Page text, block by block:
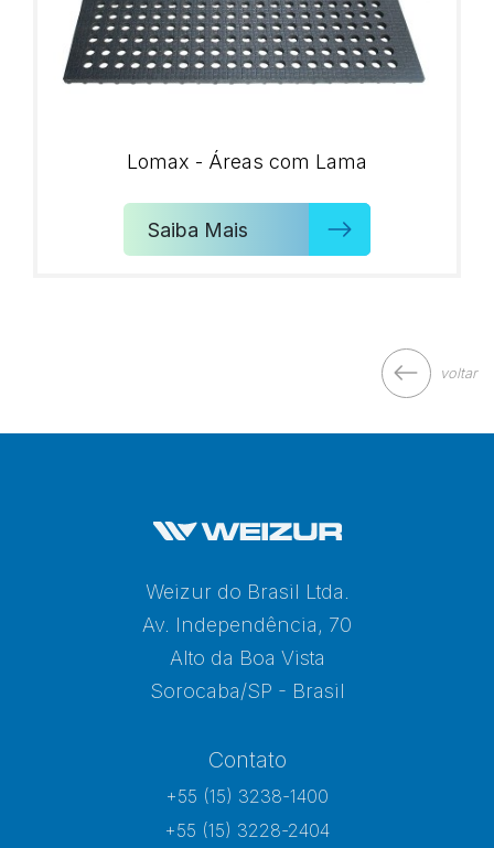
Lomax - Áreas com Lama
Saiba Mais
voltar
Weizur do Brasil Ltda.
Av. Independência, 70
Alto da Boa Vista
Sorocaba/SP - Brasil
Contato
+55 (15) 3238-1400
+55 (15) 3228-2404